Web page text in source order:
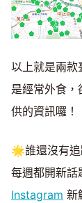
以上就是兩款
是經常外食，
供的資訊囉！
🌟誰還沒有
每週都開新話
Instagram 新